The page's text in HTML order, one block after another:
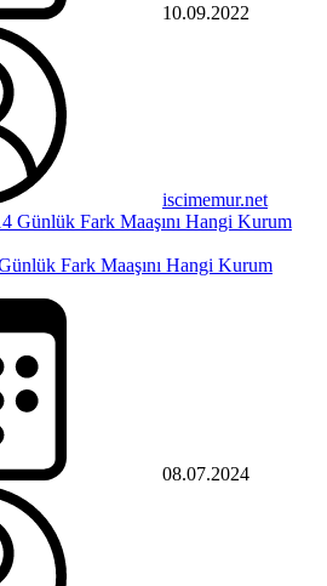
10.09.2022
iscimemur.net
Fark Maaşını Hangi Kurum
08.07.2024